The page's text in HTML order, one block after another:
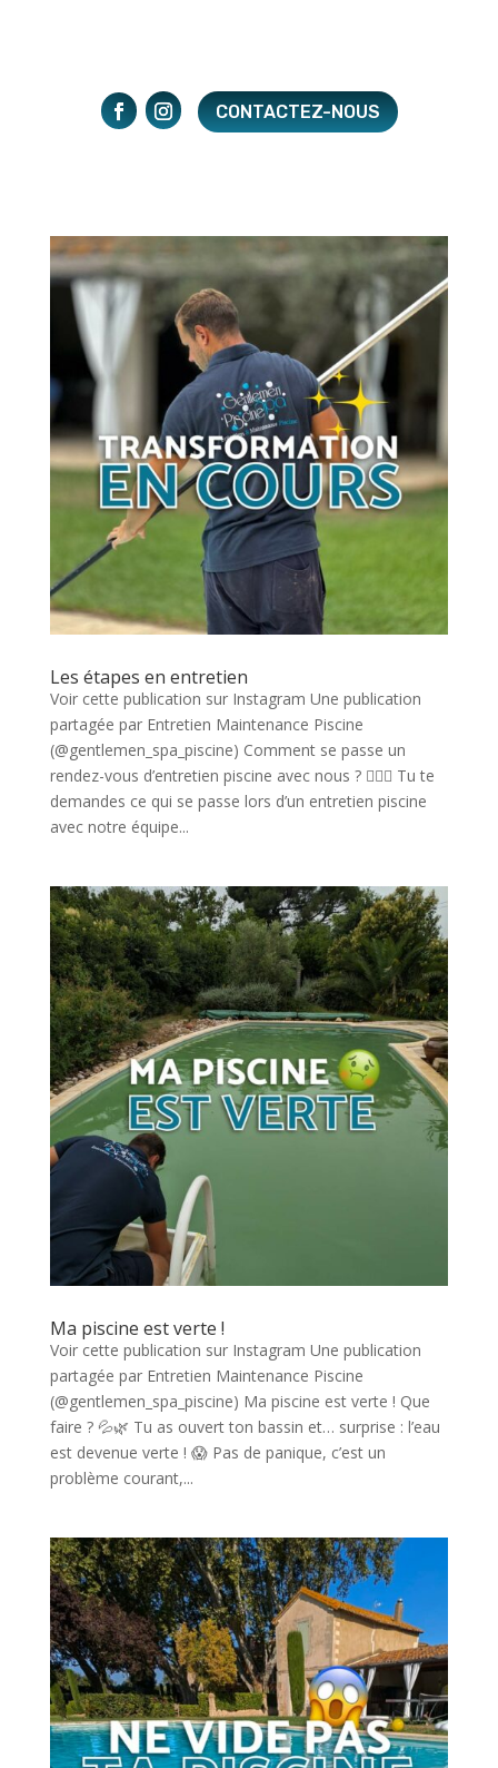
CONTACTEZ-NOUS
Les étapes en entretien
Voir cette publication sur Instagram Une publication
partagée par Entretien Maintenance Piscine
(@gentlemen_spa_piscine) Comment se passe un
rendez-vous d’entretien piscine avec nous ? 🏊‍♂️✨ Tu te
demandes ce qui se passe lors d’un entretien piscine
avec notre équipe...
Ma piscine est verte !
Voir cette publication sur Instagram Une publication
partagée par Entretien Maintenance Piscine
(@gentlemen_spa_piscine) Ma piscine est verte ! Que
faire ? 💦🌿 Tu as ouvert ton bassin et… surprise : l’eau
est devenue verte ! 😱 Pas de panique, c’est un
problème courant,...